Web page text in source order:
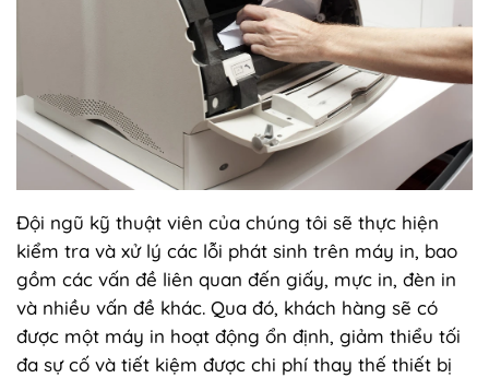
Đội ngũ kỹ thuật viên của chúng tôi sẽ thực hiện
kiểm tra và xử lý các lỗi phát sinh trên máy in, bao
gồm các vấn đề liên quan đến giấy, mực in, đèn in
và nhiều vấn đề khác. Qua đó, khách hàng sẽ có
được một máy in hoạt động ổn định, giảm thiểu tối
đa sự cố và tiết kiệm được chi phí thay thế thiết bị